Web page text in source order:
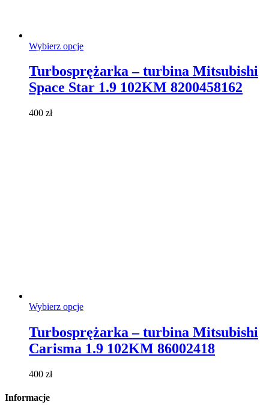
Wybierz opcjeTen
ma
wiele
wariantów.
Turbosprężarka – turbina Mitsubishi
Space Star 1.9 102KM 8200458162
400 zł
Wybierz opcjeTen
wiele
wariantów.
Turbosprężarka – turbina Mitsubishi
Carisma 1.9 102KM 86002418
400 zł
Informacje